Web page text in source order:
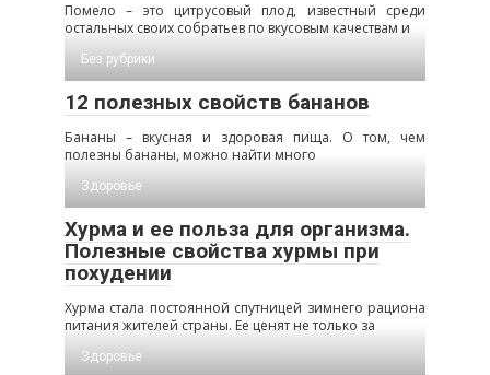
Помело – это цитрусовый плод, известный среди
остальных своих собратьев по вкусовым качествам и
Без рубрики
12 полезных свойств бананов
Бананы – вкусная и здоровая пища. О том, чем
полезны бананы, можно найти много
Здоровье
Хурма и ее польза для организма.
Полезные свойства хурмы при
похудении
Хурма стала постоянной спутницей зимнего рациона
питания жителей страны. Ее ценят не только за
Здоровье